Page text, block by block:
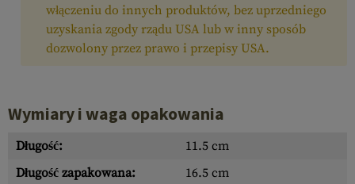
włączeniu do innych produktów, bez uprzedniego
uzyskania zgody rządu USA lub w inny sposób
dozwolony przez prawo i przepisy USA.
Wymiary i waga opakowania
Długość:
11.5 cm
Długość zapakowana:
16.5 cm